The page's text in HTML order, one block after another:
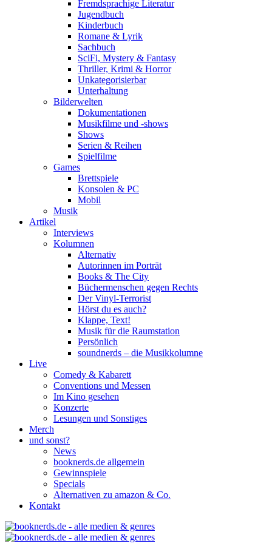
Fremdsprachige Literatur
Jugendbuch
Kinderbuch
Romane & Lyrik
Sachbuch
SciFi, Mystery & Fantasy
Thriller, Krimi & Horror
Unkategorisierbar
Unterhaltung
Bilderwelten
Dokumentationen
Musikfilme und -shows
Shows
Serien & Reihen
Spielfilme
Games
Brettspiele
Konsolen & PC
Mobil
Musik
Artikel
Interviews
Kolumnen
Alternativ
Autorinnen im Porträt
Books & The City
Büchermenschen gegen Rechts
Der Vinyl-Terrorist
Hörst du es auch?
Klappe, Text!
Musik für die Raumstation
Persönlich
soundnerds – die Musikkolumne
Live
Comedy & Kabarett
Conventions und Messen
Im Kino gesehen
Konzerte
Lesungen und Sonstiges
Merch
und sonst?
News
booknerds.de allgemein
Gewinnspiele
Specials
Alternativen zu amazon & Co.
Kontakt